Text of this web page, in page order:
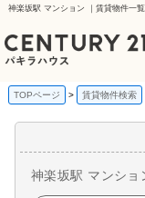
神楽坂駅 マンション ｜賃貸物件一
TOPページ 賃貸物件検索
神楽坂駅 マンショ